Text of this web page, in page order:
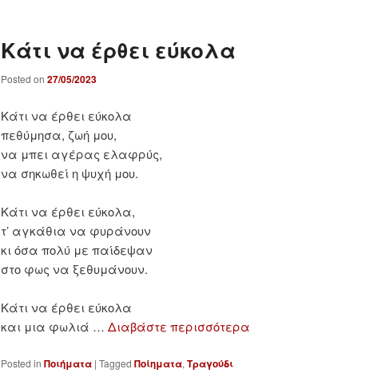
Κάτι να έρθει εύκολα
Posted on 27/05/2023
Κάτι να έρθει εύκολα
πεθύμησα, ζωή μου,
να μπει αγέρας ελαφρύς,
να σηκωθεί η ψυχή μου.
Κάτι να έρθει εύκολα,
τ’ αγκάθια να φυράνουν
κι όσα πολύ με παίδεψαν
στο φως να ξεθυμάνουν.
Κάτι να έρθει εύκολα
και μια φωλιά … Διαβάστε περισσότερα
Posted in Ποιήματα | Tagged Ποίηματα, Τραγούδι